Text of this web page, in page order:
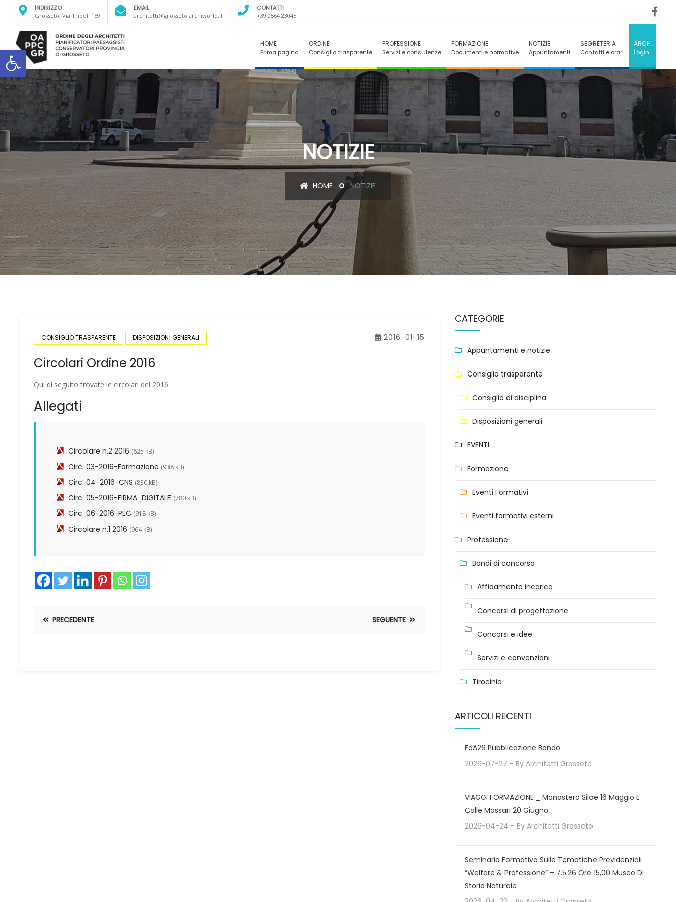
Open toolbar
INDIRIZZO
Grosseto, Via Tripoli 159
EMAIL
architetti@grosseto.archiworld.it
CONTATTI
+39 0564 23045
HOME
Prima pagina
ORDINE
Consiglio trasparente
PROFESSIONE
Servizi e consulenze
FORMAZIONE
Documenti e normative
NOTIZIE
Appuntamenti
SEGRETERIA
Contatti e orari
ARCH
Login
NOTIZIE
HOME NOTIZIE
CONSIGLIO TRASPARENTE DISPOSIZIONI GENERALI 2016-01-15
Circolari Ordine 2016
Qui di seguito trovate le circolari del 2016
Allegati
Circolare n.2 2016 (625 kB)
Circ. 03-2016-Formazione (938 kB)
Circ. 04-2016-CNS (830 kB)
Circ. 05-2016-FIRMA_DIGITALE (780 kB)
Circ. 06-2016-PEC (918 kB)
Circolare n.1 2016 (964 kB)
PRECEDENTE SEGUENTE
CATEGORIE
Appuntamenti e notizie
Consiglio trasparente
Consiglio di disciplina
Disposizioni generali
EVENTI
Formazione
Eventi Formativi
Eventi formativi esterni
Professione
Bandi di concorso
Affidamento incarico
Concorsi di progettazione
Concorsi e idee
Servizi e convenzioni
Tirocinio
ARTICOLI RECENTI
FdA26 Pubblicazione Bando
2026-07-27 - By Architetti Grosseto
VIAGGI FORMAZIONE _ Monastero Siloe 16 Maggio E
Colle Massari 20 Giugno
2026-04-24 - By Architetti Grosseto
Seminario Formativo Sulle Tematiche Previdenziali
“Welfare & Professione” – 7.5.26 Ore 15,00 Museo Di
Storia Naturale